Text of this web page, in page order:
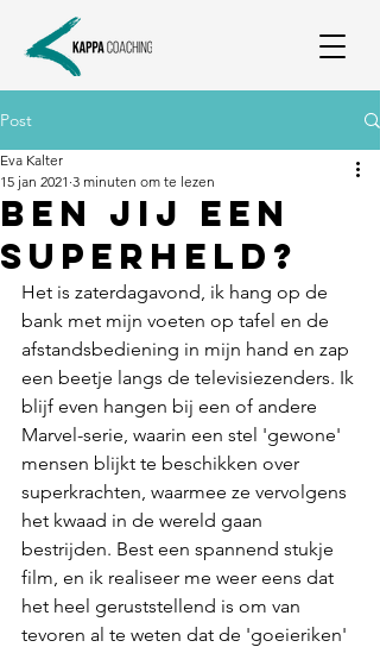
Post
Ben jij een
superheld?
Eva Kalter
15 jan 2021 3 minuten om te lezen
Het is zaterdagavond, ik hang op de
bank met mijn voeten op tafel en de
afstandsbediening in mijn hand en zap
een beetje langs de televisiezenders. Ik
blijf even hangen bij een of andere
Marvel-serie, waarin een stel 'gewone'
mensen blijkt te beschikken over
superkrachten, waarmee ze vervolgens
het kwaad in de wereld gaan
bestrijden. Best een spannend stukje
film, en ik realiseer me weer eens dat
het heel geruststellend is om van
tevoren al te weten dat de 'goeieriken'